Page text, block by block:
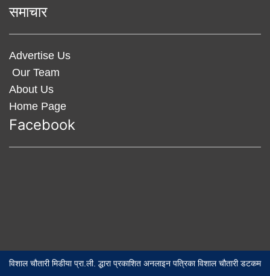
समाचार
Advertise Us
Our Team
About Us
Home Page
Facebook
विशाल चौतारी मिडीया प्रा.ली. द्धारा प्रकाशित अनलाइन पत्रिका विशाल चौतारी डटकम